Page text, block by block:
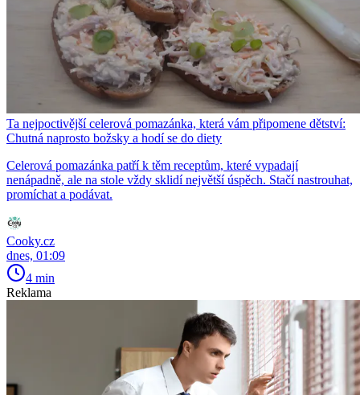
Ta nejpoctivější celerová pomazánka, která vám připomene dětství:
Chutná naprosto božsky a hodí se do diety
Celerová pomazánka patří k těm receptům, které vypadají
nenápadně, ale na stole vždy sklidí největší úspěch. Stačí nastrouhat,
promíchat a podávat.
Cooky.cz
dnes, 01:09
4 min
Reklama